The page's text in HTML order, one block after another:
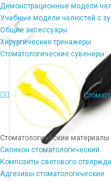
Демонстрационные модели
Учебные модели челюстей с
Общие аксессуары
Хирургические тренажеры
Стоматологические сувениры
Стоматологические материалы
Силикон стоматологический
Композиты светового
Адгезивы стоматологические